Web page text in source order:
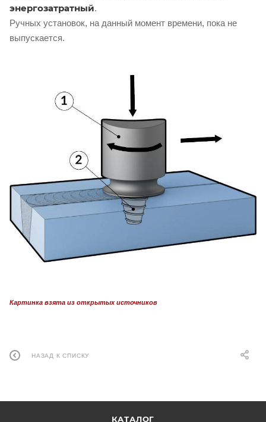
энергозатратный.
Ручных установок, на данный момент времени, пока не
выпускается.
Картинка взята из открытых источников
НАЗАД К СПИСКУ
КАТАЛОГ